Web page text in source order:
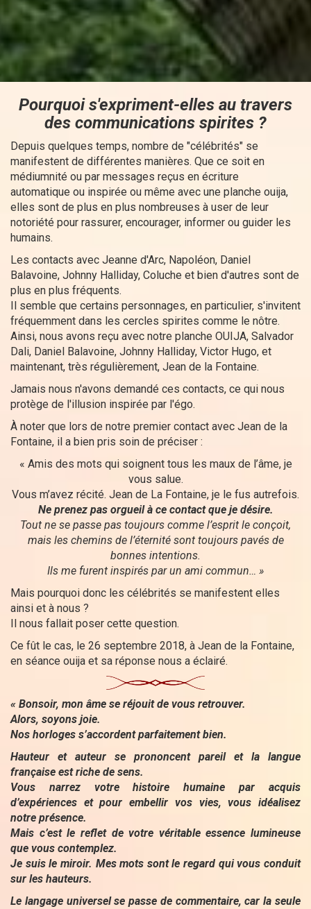
Pourquoi s'expriment-elles au travers
des communications spirites ?
Depuis quelques temps, nombre de "célébrités" se
manifestent de différentes manières. Que ce soit en
médiumnité ou par messages reçus en écriture
automatique ou inspirée ou même avec une planche ouija,
elles sont de plus en plus nombreuses à user de leur
notoriété pour rassurer, encourager, informer ou guider les
humains.
Les contacts avec Jeanne d'Arc, Napoléon, Daniel
Balavoine, Johnny Halliday, Coluche et bien d'autres sont de
plus en plus fréquents.
Il semble que certains personnages, en particulier, s'invitent
fréquemment dans les cercles spirites comme le nôtre.
Ainsi, nous avons reçu avec notre planche OUIJA, Salvador
Dali, Daniel Balavoine, Johnny Halliday, Victor Hugo, et
maintenant, très régulièrement, Jean de la Fontaine.
Jamais nous n'avons demandé ces contacts, ce qui nous
protège de l'illusion inspirée par l'égo.
À noter que lors de notre premier contact avec Jean de la
Fontaine, il a bien pris soin de préciser :
« Amis des mots qui soignent tous les maux de l’âme, je
vous salue.
Vous m’avez récité. Jean de La Fontaine, je le fus autrefois.
Ne prenez pas orgueil à ce contact que je désire.
Tout ne se passe pas toujours comme l’esprit le conçoit,
mais les chemins de l’éternité sont toujours pavés de
bonnes intentions.
Ils me furent inspirés par un ami commun… »
Mais pourquoi donc les célébrités se manifestent elles
ainsi et à nous ?
Il nous fallait poser cette question.
Ce fût le cas, le 26 septembre 2018, à Jean de la Fontaine,
en séance ouija et sa réponse nous a éclairé.
« Bonsoir, mon âme se réjouit de vous retrouver.
Alors, soyons joie.
Nos horloges s’accordent parfaitement bien.
Hauteur et auteur se prononcent pareil et la langue
française est riche de sens.
Vous narrez votre histoire humaine par acquis
d’expériences et pour embellir vos vies, vous idéalisez
notre présence.
Mais c’est le reflet de votre véritable essence lumineuse
que vous contemplez.
Je suis le miroir. Mes mots sont le regard qui vous conduit
sur les hauteurs.
Le langage universel se passe de commentaire, car la seule